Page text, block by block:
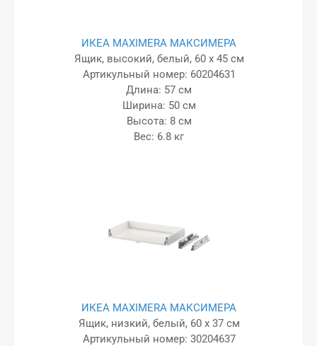
ИКЕА MAXIMERA МАКСИМЕРА
Ящик, высокий, белый, 60 x 45 см
Артикульный номер: 60204631
Длина: 57 см
Ширина: 50 см
Высота: 8 см
Вес: 6.8 кг
ИКЕА MAXIMERA МАКСИМЕРА
Ящик, низкий, белый, 60 x 37 см
Артикульный номер: 30204637